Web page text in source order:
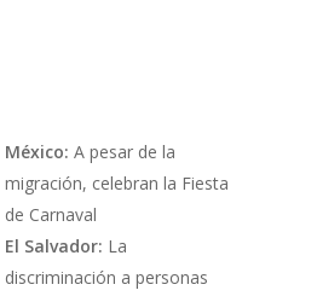
México: A pesar de la
migración, celebran la Fiesta
de Carnaval
El Salvador: La
discriminación a personas